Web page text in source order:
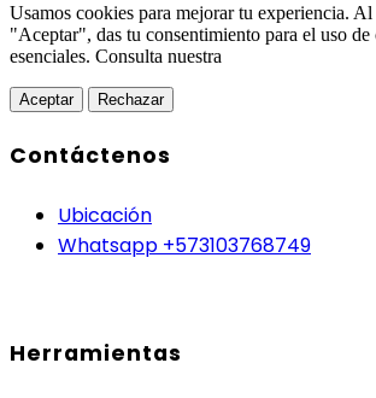
Usamos cookies para mejorar tu experiencia.
"Aceptar", das tu consentimiento para el uso de
esenciales. Consulta nuestra
Aceptar Rechazar
Contáctenos
Ubicación
Whatsapp +573103768749
Herramientas